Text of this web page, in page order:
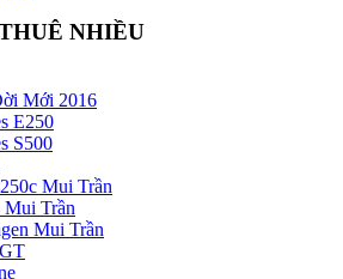
NHIỀU
Mới 2016
E250
S500
Mui Trần
Trần
Mui Trần